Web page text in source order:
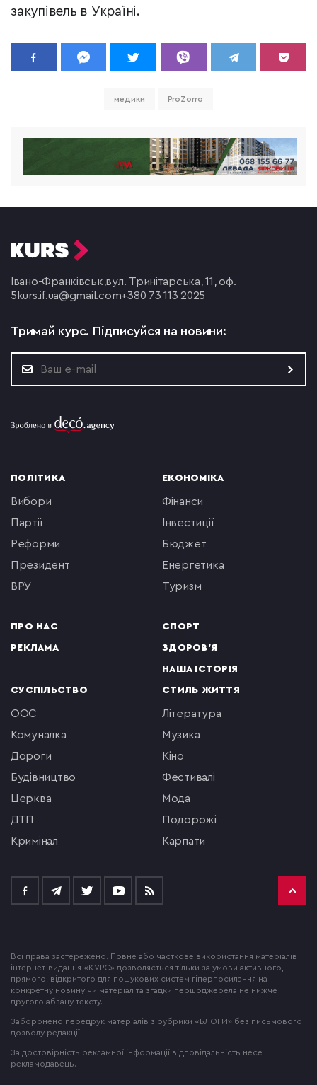
закупівель в Україні.
медики ProZorro
Івано-Франківськ,вул. Тринітарська, 11, оф.
5 kurs.if.ua@gmail.com+380 73 113 2025
Тримай курс. Підписуйся на новини:
ПОЛІТИКА
вибори
партії
реформи
президент
ВРУ
ПРО НАС
РЕКЛАМА
ЕКОНОМІКА
фінанси
інвестиції
бюджет
енергетика
туризм
СПОРТ
ЗДОРОВ'Я
НАША ІСТОРІЯ
СУСПІЛЬСТВО
ООС
комуналка
Дороги
будівництво
церква
ДТП
кримінал
СТИЛЬ ЖИТТЯ
література
музика
кіно
фестивалі
мода
подорожі
Карпати
Всі права застережено. Повне або часткове використання матеріалів
інтернет-видання «КУРС» дозволяється тільки за умови активного,
прямого, відкритого для пошукових систем гіперпосилання на
конкретну новину чи матеріал та згадки першоджерела не нижче
другого абзацу тексту.
Заборонено передрук матеріалів з рубрики «БЛОГИ» без письмового
дозволу редакції.
За достовірність рекламної інформації відповідальність несе
рекламодавець.